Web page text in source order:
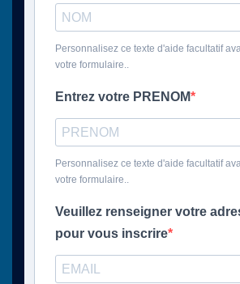
Personnalisez ce texte d'aide facultatif
votre formulaire..
Entrez votre PRENOM
Personnalisez ce texte d'aide facultatif
votre formulaire..
Veuillez renseigner votre
pour vous inscrire